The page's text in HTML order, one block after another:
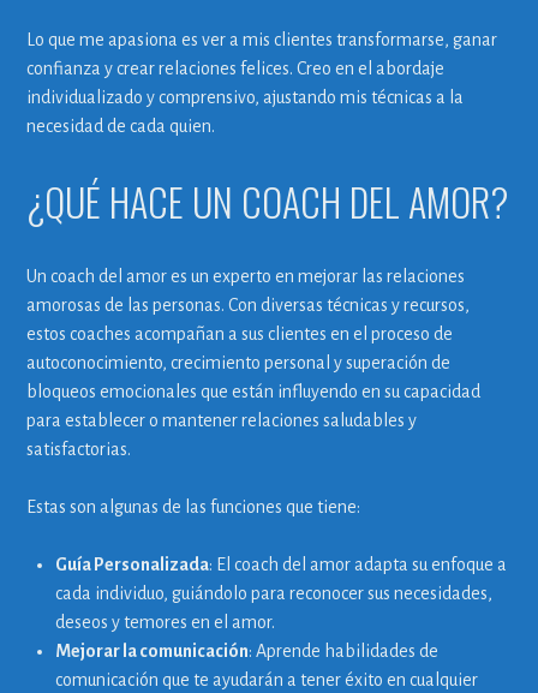
Lo que me apasiona es ver a mis clientes transformarse, ganar
confianza y crear relaciones felices. Creo en el abordaje
individualizado y comprensivo, ajustando mis técnicas a la
necesidad de cada quien.
¿QUÉ HACE UN COACH DEL AMOR?
Un coach del amor es un experto en mejorar las relaciones
amorosas de las personas. Con diversas técnicas y recursos,
estos coaches acompañan a sus clientes en el proceso de
autoconocimiento, crecimiento personal y superación de
bloqueos emocionales que están influyendo en su capacidad
para establecer o mantener relaciones saludables y
satisfactorias.
Estas son algunas de las funciones que tiene:
Guía Personalizada: El coach del amor adapta su enfoque a
cada individuo, guiándolo para reconocer sus necesidades,
deseos y temores en el amor.
Mejorar la comunicación: Aprende habilidades de
comunicación que te ayudarán a tener éxito en cualquier